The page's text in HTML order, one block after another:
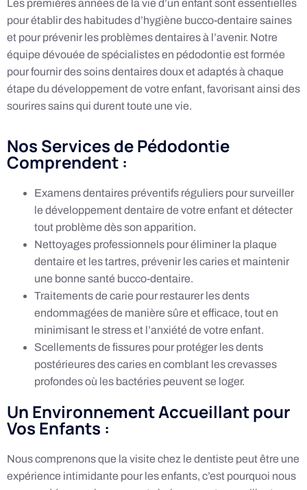
Les premières années de la vie d’un enfant sont essentielles
pour établir des habitudes d’hygiène bucco-dentaire saines
et pour prévenir les problèmes dentaires à l’avenir. Notre
équipe dévouée de spécialistes en pédodontie est formée
pour fournir des soins dentaires doux et adaptés à chaque
étape du développement de votre enfant, favorisant ainsi des
sourires sains qui durent toute une vie.
Nos Services de Pédodontie
Comprendent :
Examens dentaires préventifs réguliers pour surveiller
le développement dentaire de votre enfant et détecter
tout problème dès son apparition.
Nettoyages professionnels pour éliminer la plaque
dentaire et les tartres, prévenir les caries et maintenir
une bonne santé bucco-dentaire.
Traitements de carie pour restaurer les dents
endommagées de manière sûre et efficace, tout en
minimisant le stress et l’anxiété de votre enfant.
Scellements de fissures pour protéger les dents
postérieures des caries en comblant les crevasses
profondes où les bactéries peuvent se loger.
Un Environnement Accueillant pour
Vos Enfants :
Nous comprenons que la visite chez le dentiste peut être une
expérience intimidante pour les enfants, c’est pourquoi nous